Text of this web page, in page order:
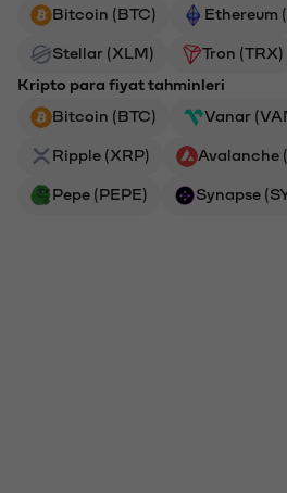
Bitcoin (BTC)
Ethereum
Stellar (XLM) Tron (TRX)
Kripto para fiyat tahminleri
Bitcoin (BTC)
Vanar
Ripple (XRP) Avalanche
Pepe (PEPE) Synapse